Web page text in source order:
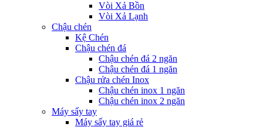
Vòi Xả Bồn
Vòi Xả Lạnh
Chậu chén
Kệ Chén
Chậu chén đá
Chậu chén đá 2 ngăn
Chậu chén đá 1 ngăn
Chậu rửa chén Inox
Chậu chén inox 1 ngăn
Chậu chén inox 2 ngăn
Máy sấy tay
Máy sấy tay giá rẻ